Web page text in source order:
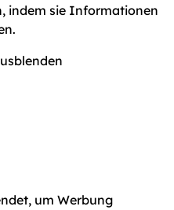
indem sie Informationen
um Werbung